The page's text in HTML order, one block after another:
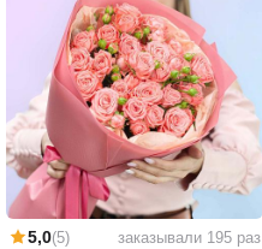
5,0(5) заказывали 195 раз